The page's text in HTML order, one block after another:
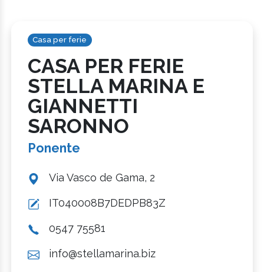
Casa per ferie
CASA PER FERIE
STELLA MARINA E
GIANNETTI
SARONNO
Ponente
Via Vasco de Gama, 2
IT040008B7DEDPB83Z
0547 75581
info@stellamarina.biz